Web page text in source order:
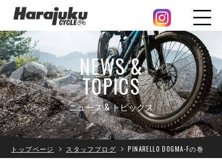
NEWS &
TOPICS
ニュース & トピックス
トップページ スタッフブログ PINARELLO DOGMA-Fの巻